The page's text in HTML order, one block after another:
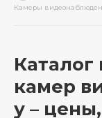
Камеры
камер
у –